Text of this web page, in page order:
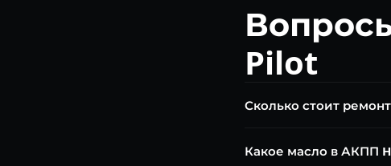
Pilot
Сколько стоит
фрикционного пакета от
Какое масло в АКПП